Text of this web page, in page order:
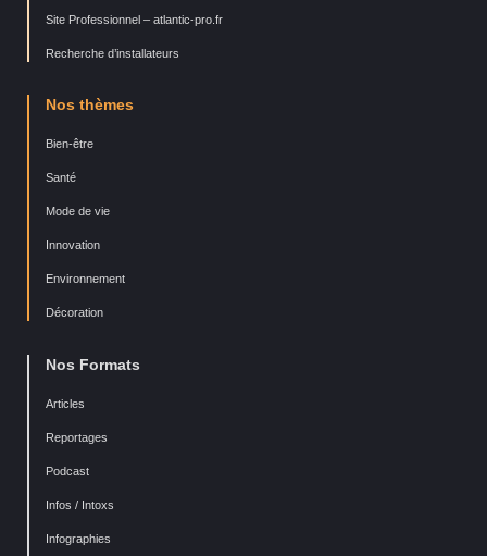
Site Professionnel – atlantic-pro.fr
Recherche d’installateurs
Nos thèmes
Bien-être
Santé
Mode de vie
Innovation
Environnement
Décoration
Nos Formats
Articles
Reportages
Podcast
Infos / Intoxs
Infographies